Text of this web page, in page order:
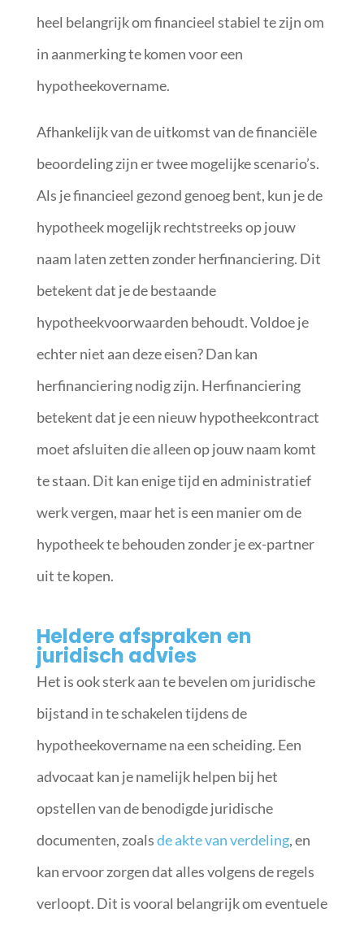
heel belangrijk om financieel stabiel te zijn om
in aanmerking te komen voor een
hypotheekovername.
Afhankelijk van de uitkomst van de financiële
beoordeling zijn er twee mogelijke scenario’s.
Als je financieel gezond genoeg bent, kun je de
hypotheek mogelijk rechtstreeks op jouw
naam laten zetten zonder herfinanciering. Dit
betekent dat je de bestaande
hypotheekvoorwaarden behoudt. Voldoe je
echter niet aan deze eisen? Dan kan
herfinanciering nodig zijn. Herfinanciering
betekent dat je een nieuw hypotheekcontract
moet afsluiten die alleen op jouw naam komt
te staan. Dit kan enige tijd en administratief
werk vergen, maar het is een manier om de
hypotheek te behouden zonder je ex-partner
uit te kopen.
Heldere afspraken en
juridisch advies
Het is ook sterk aan te bevelen om juridische
bijstand in te schakelen tijdens de
hypotheekovername na een scheiding. Een
advocaat kan je namelijk helpen bij het
opstellen van de benodigde juridische
documenten, zoalsde akte van verdeling, en
kan ervoor zorgen dat alles volgens de regels
verloopt. Dit is vooral belangrijk om eventuele